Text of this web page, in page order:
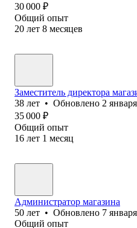
30 000 ₽
Общий опыт
20 лет 8 месяцев
Заместитель директора
38 лет • Обновлено 2
35 000 ₽
Общий опыт
16 лет 1 месяц
Администратор магазина
50 лет • Обновлено 7
Общий опыт